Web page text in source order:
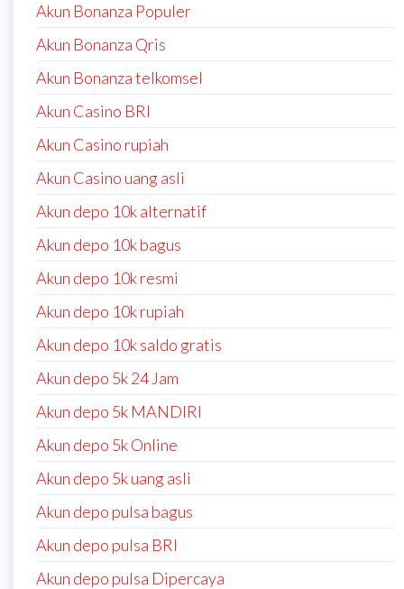
Akun Bonanza Populer
Akun Bonanza Qris
Akun Bonanza telkomsel
Akun Casino BRI
Akun Casino rupiah
Akun Casino uang asli
Akun depo 10k alternatif
Akun depo 10k bagus
Akun depo 10k resmi
Akun depo 10k rupiah
Akun depo 10k saldo gratis
Akun depo 5k 24 Jam
Akun depo 5k MANDIRI
Akun depo 5k Online
Akun depo 5k uang asli
Akun depo pulsa bagus
Akun depo pulsa BRI
Akun depo pulsa Dipercaya